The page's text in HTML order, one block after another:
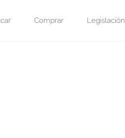
Comprar Legislación